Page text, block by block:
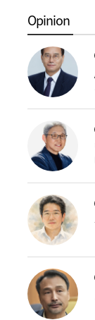
11:51
“외환
방어’
11:25
수소선
Opinion